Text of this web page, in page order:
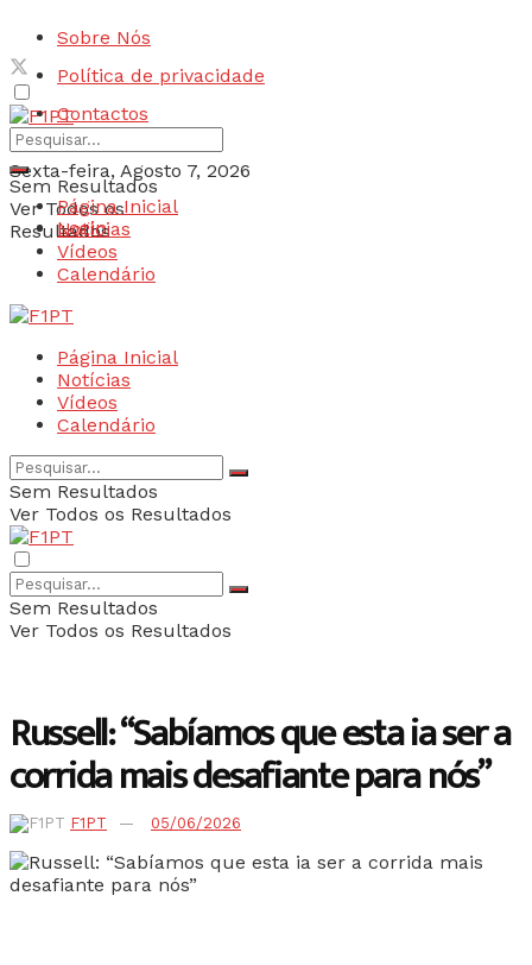
Sobre Nós
Política de privacidade
Contactos
Sexta-feira, Agosto 7, 2026
Login
Sem Resultados
Ver Todos os
Resultados
Página Inicial
Notícias
Vídeos
Calendário
Página Inicial
Notícias
Vídeos
Calendário
Sem Resultados
Ver Todos os Resultados
Sem Resultados
Ver Todos os Resultados
Russell: “Sabíamos que esta ia ser a
corrida mais desafiante para nós”
F1PT 05/06/2026